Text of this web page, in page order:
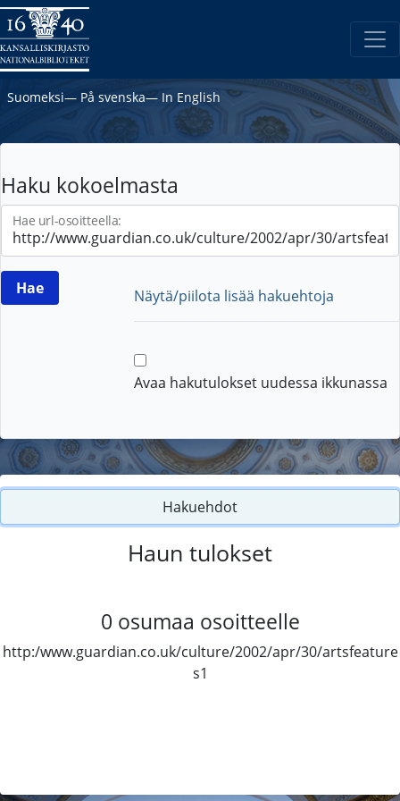
Suomeksi― På svenska― In English
Haku kokoelmasta
Hae url-osoitteella:
Näytä/piilota lisää hakuehtoja
Avaa hakutulokset uudessa ikkunassa
Hakuehdot
Haun tulokset
0 osumaa osoitteelle
http:/www.guardian.co.uk/culture/2002/apr/30/artsfeature
s1